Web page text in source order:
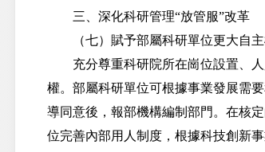
三、深化科研管理“放管服”改革
（七）賦予部屬科研單位更大自
充分尊重科研院所在崗位設置、人
權。部屬科研單位可根據事業發展需
導同意後，報部機構編制部門。在核
位完善內部用人制度，根據科技創新